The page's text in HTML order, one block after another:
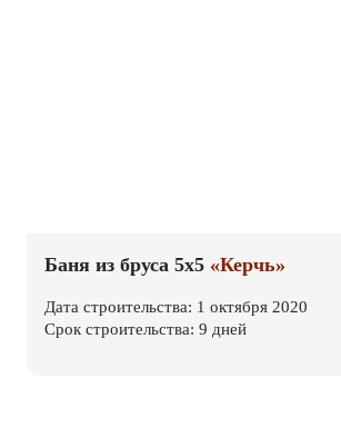
Баня из бруса 5х5 «Керчь»
Дата строительства: 1 октября 2020
Срок строительства: 9 дней